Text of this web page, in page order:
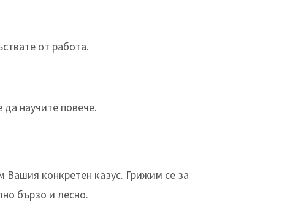
от работа.
научите повече.
конкретен казус. Грижим се за
бързо и лесно.